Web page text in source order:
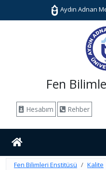
Aydın Adnan
Fen
Hesabım Rehber
Fen Bilimleri Enstitüsü Kalite